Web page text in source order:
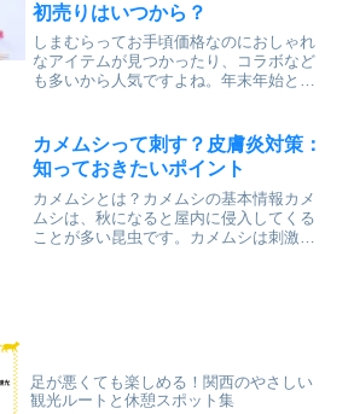
初売りはいつから？
しまむらってお手頃価格なのにおしゃれ
なアイテムが見つかったり、コラボなど
も多いから人気ですよね。年末年始とな
で、ファッションセンターしまむら熊本
の年末年始2022-20...
カメムシって刺す？皮膚炎対策：
知っておきたいポイント
カメムシとは？カメムシの基本情報カメ
ムシは、秋になると屋内に侵入してくる
ことが多い昆虫です。カメムシは刺激を
足が悪くても楽しめる！関西のやさしい
観光ルートと休憩スポット集